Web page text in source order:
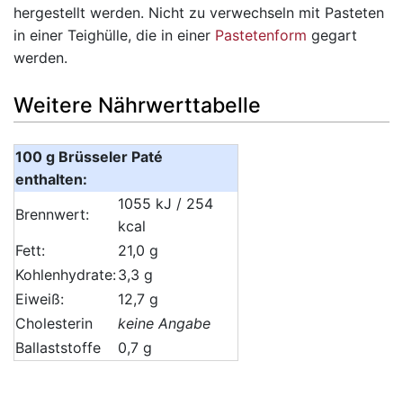
hergestellt werden. Nicht zu verwechseln mit Pasteten
in einer Teighülle, die in einer Pastetenform gegart
werden.
Weitere Nährwerttabelle
100 g Brüsseler Paté
enthalten:
Brennwert:
1055 kJ / 254
kcal
Fett:
21,0 g
Kohlenhydrate:3,3 g
Eiweiß:
12,7 g
Cholesterin
keine Angabe
Ballaststoffe
0,7 g